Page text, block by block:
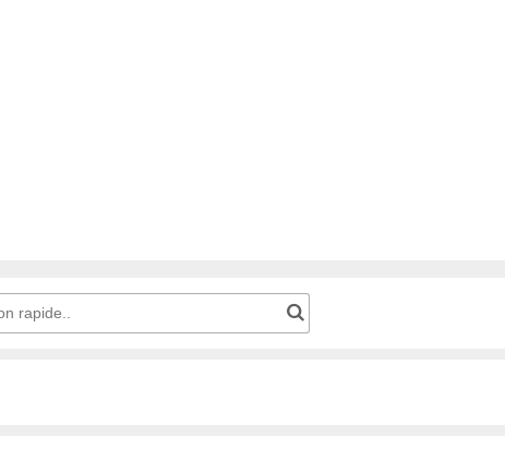
produit pour une sélection rapide..